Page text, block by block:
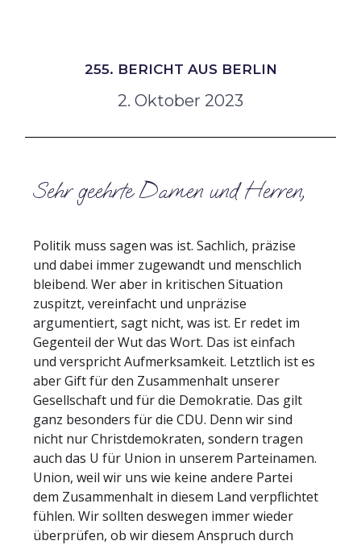
255. BERICHT AUS BERLIN
2. Oktober 2023
Sehr geehrte Damen und Herren,
Politik muss sagen was ist. Sachlich, präzise
und dabei immer zugewandt und menschlich
bleibend. Wer aber in kritischen Situation
zuspitzt, vereinfacht und unpräzise
argumentiert, sagt nicht, was ist. Er redet im
Gegenteil der Wut das Wort. Das ist einfach
und verspricht Aufmerksamkeit. Letztlich ist es
aber Gift für den Zusammenhalt unserer
Gesellschaft und für die Demokratie. Das gilt
ganz besonders für die CDU. Denn wir sind
nicht nur Christdemokraten, sondern tragen
auch das U für Union in unserem Parteinamen.
Union, weil wir uns wie keine andere Partei
dem Zusammenhalt in diesem Land verpflichtet
fühlen. Wir sollten deswegen immer wieder
überprüfen, ob wir diesem Anspruch durch